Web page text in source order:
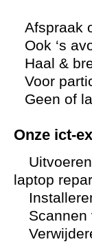
Afspraak
Ook ‘s
Haal &
Voor
Geen of
Onze ict-
laptop
Scannen